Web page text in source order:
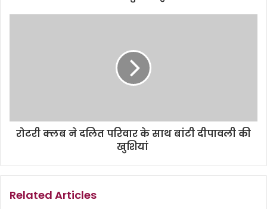
रोटरी क्लब ने दलित परिवार के साथ बांटी दीपावली की
खुशियां
Related Articles